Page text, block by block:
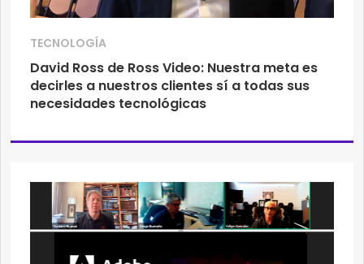
TECNOLOGÍA
David Ross de Ross Video: Nuestra meta es
decirles a nuestros clientes sí a todas sus
necesidades tecnológicas